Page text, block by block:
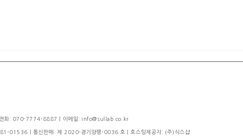
| 전화: 070-7774-8887 | 이메일: info@sullab.co.kr
01536 | 통신판매: 제 2020-경기양평-0036 호 | 호스팅제공자: (주)식스샵